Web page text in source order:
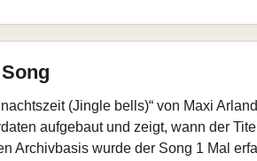
(Jingle bells)“ von Maxi
aufgebaut und zeigt, wann der
Archivbasis wurde der Song 1 Mal